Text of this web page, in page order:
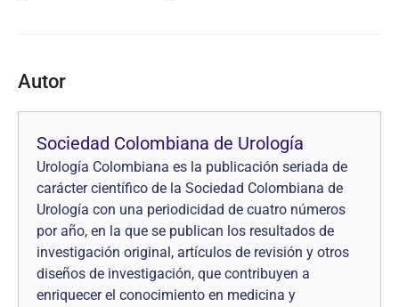
Autor
Sociedad Colombiana de Urología
Urología Colombiana es la publicación seriada de
carácter científico de la Sociedad Colombiana de
Urología con una periodicidad de cuatro números
por año, en la que se pub­lican los resultados de
investigación original, artículos de revisión y otros
diseños de investi­gación, que contribuyen a
enriquecer el conocimiento en medicina y